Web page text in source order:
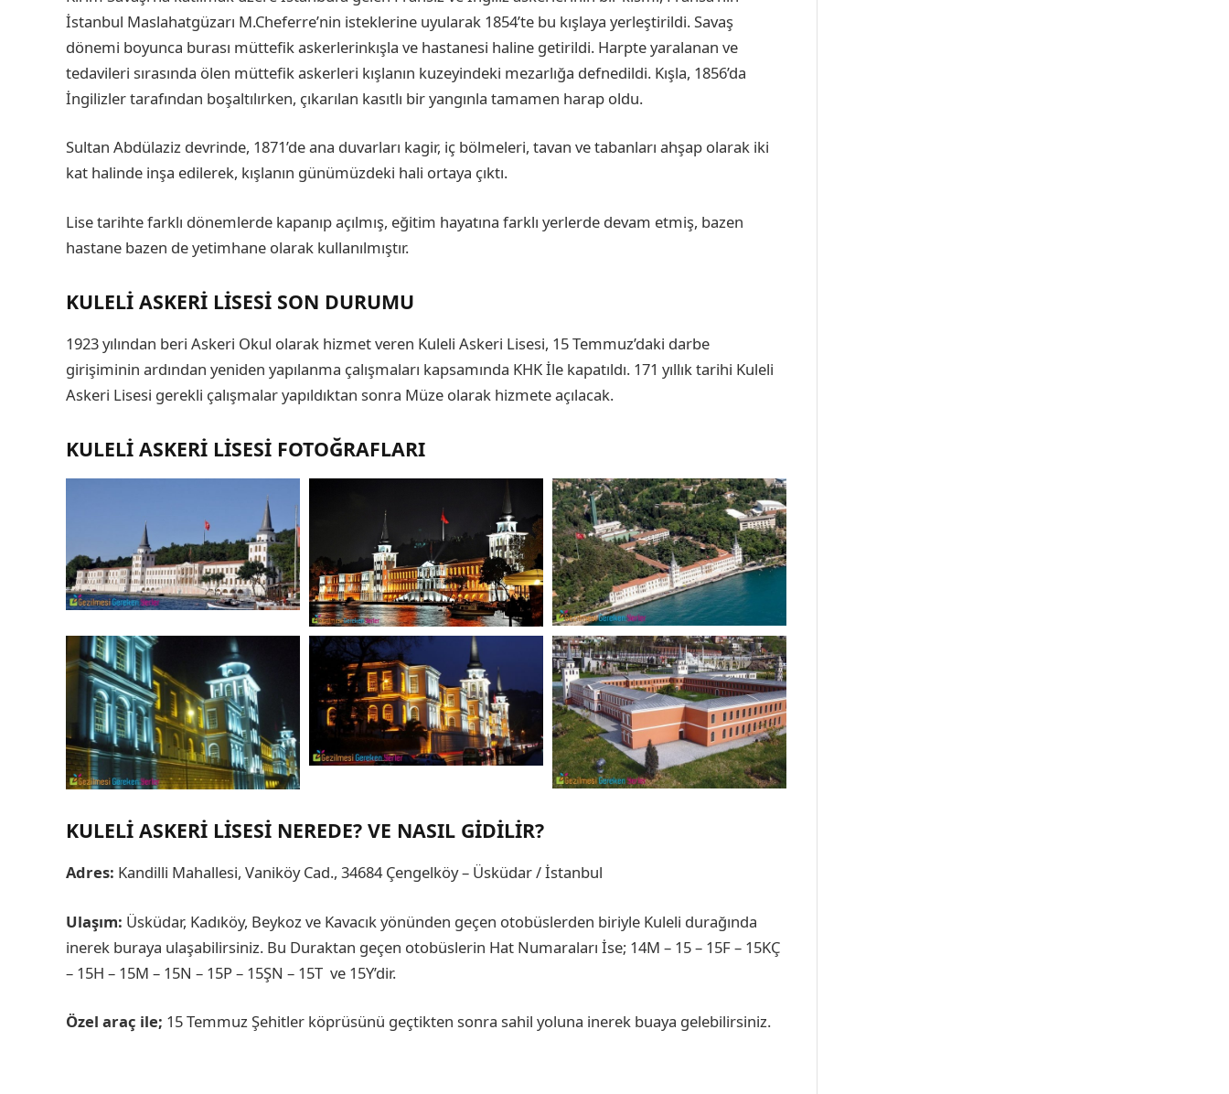
İstanbul Maslahatgüzarı M.Cheferre’nin isteklerine uyularak 1854’te bu kışlaya yerleştirildi. Savaş
dönemi boyunca burası müttefik askerlerinkışla ve hastanesi haline getirildi. Harpte yaralanan ve
tedavileri sırasında ölen müttefik askerleri kışlanın kuzeyindeki mezarlığa defnedildi. Kışla, 1856’da
İngilizler tarafından boşaltılırken, çıkarılan kasıtlı bir yangınla tamamen harap oldu.
Sultan Abdülaziz devrinde, 1871’de ana duvarları kagir, iç bölmeleri, tavan ve tabanları ahşap olarak iki
kat halinde inşa edilerek, kışlanın günümüzdeki hali ortaya çıktı.
Lise tarihte farklı dönemlerde kapanıp açılmış, eğitim hayatına farklı yerlerde devam etmiş, bazen
hastane bazen de yetimhane olarak kullanılmıştır.
KULELI ASKERI LISESI SON DURUMU
1923 yılından beri Askeri Okul olarak hizmet veren Kuleli Askeri Lisesi, 15 Temmuz’daki darbe
girişiminin ardından yeniden yapılanma çalışmaları kapsamında KHK İle kapatıldı. 171 yıllık tarihi Kuleli
Askeri Lisesi gerekli çalışmalar yapıldıktan sonra Müze olarak hizmete açılacak.
KULELI ASKERI LISESI FOTOĞRAFLARI
KULELI ASKERI LISESI NEREDE? VE NASIL GIDILIR?
Adres: Kandilli Mahallesi, Vaniköy Cad., 34684 Çengelköy – Üsküdar / İstanbul
Ulaşım: Üsküdar, Kadıköy, Beykoz ve Kavacık yönünden geçen otobüslerden biriyle Kuleli durağında
inerek buraya ulaşabilirsiniz. Bu Duraktan geçen otobüslerin Hat Numaraları İse; 14M – 15 – 15F – 15KÇ
– 15H – 15M – 15N – 15P – 15ŞN – 15T ve 15Y’dir.
Özel araç ile; 15 Temmuz Şehitler köprüsünü geçtikten sonra sahil yoluna inerek buaya gelebilirsiniz.